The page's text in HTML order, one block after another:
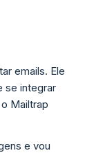
emails. Ele
se integrar
Mailtrap
e vou